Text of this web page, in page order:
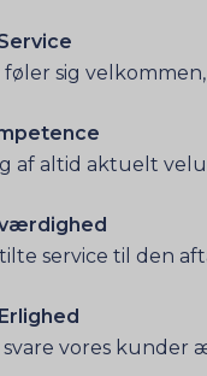
sig
af altid aktuelt
service til den
vores kunder